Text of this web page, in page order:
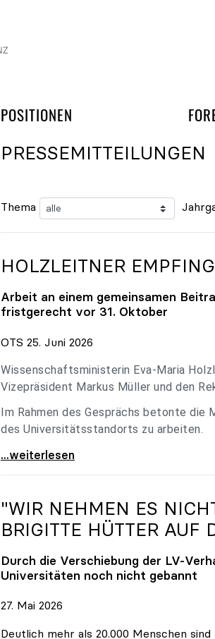
POSITIONEN
PRESSEMITTEILUNGEN
Thema
HOLZLEITNER EMPFING
Arbeit an einem gemeinsamen
fristgerecht vor 31. Oktober
OTS 25. Juni 2026
Wissenschaftsministerin Eva-Maria
Vizepräsident Markus Müller und den
Im Rahmen des Gesprächs betonte die
des Universitätsstandorts zu arbeiten.
Holzleitner empfing uniko-Spitze zum
...weiterlesen
"WIR NEHMEN ES
BRIGITTE HÜTTER AUF
Durch die Verschiebung der LV-
Universitäten noch nicht gebannt
27. Mai 2026
Deutlich mehr als 20.000 Menschen